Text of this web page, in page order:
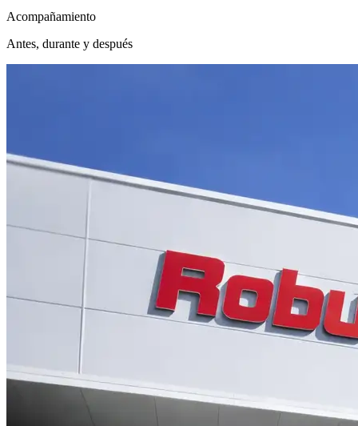
Acompañamiento
Antes, durante y después